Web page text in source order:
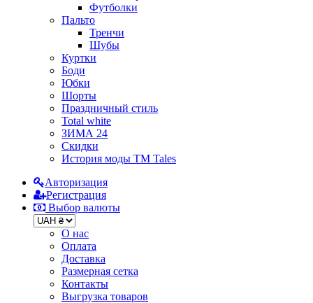
Футболки
Пальто
Тренчи
Шубы
Куртки
Боди
Юбки
Шорты
Праздничный стиль
Total white
ЗИМА 24
Скидки
История моды ТМ Tales
Авторизация
Регистрация
Выбор валюты
О нас
Оплата
Доставка
Размерная сетка
Контакты
Выгрузка товаров